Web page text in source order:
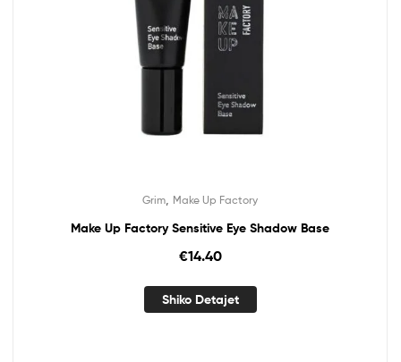
Grim Make Up Factory
Make Up Factory Sensitive Eye Shadow Base
€14.40
Shiko Detajet